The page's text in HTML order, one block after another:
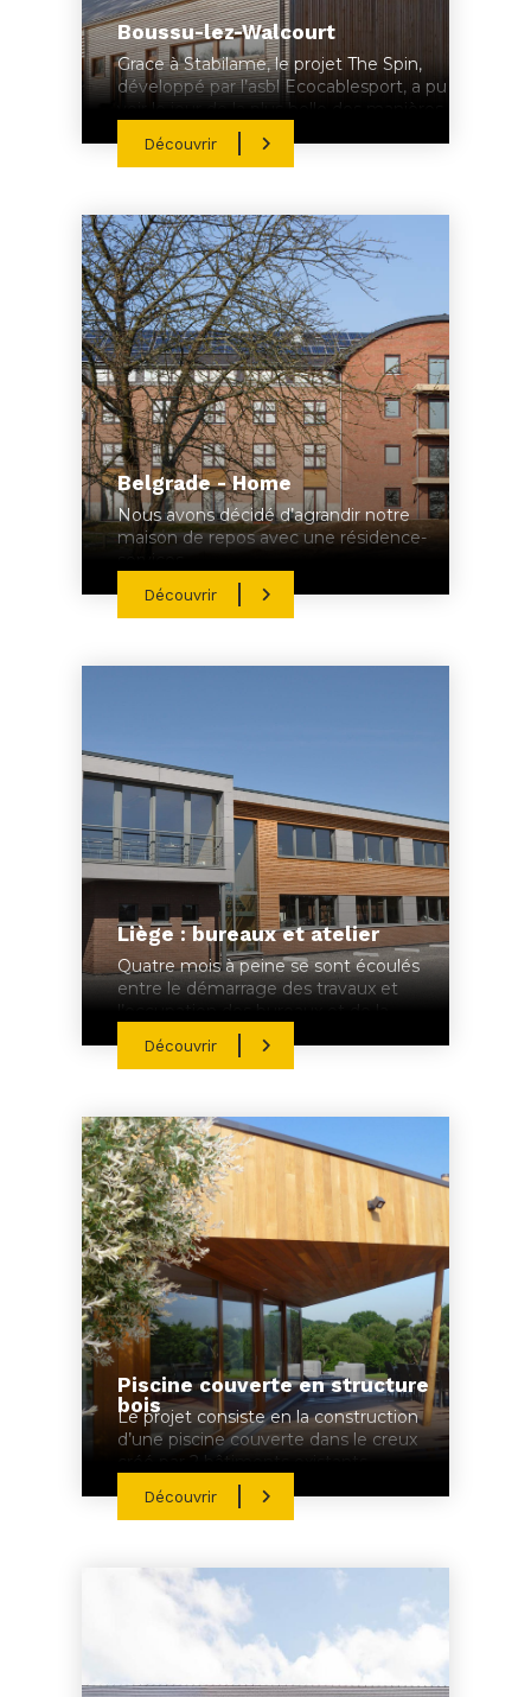
Boussu-lez-Walcourt
Grace à Stabilame, le projet The Spin,
développé par l’asbl Ecocablesport, a pu
voir le jour de la plus belle des manières
Découvrir
Belgrade - Home
Nous avons décidé d’agrandir notre
maison de repos avec une résidence-
services.
Découvrir
Liège : bureaux et atelier
Quatre mois à peine se sont écoulés
entre le démarrage des travaux et
l’occupation des bureaux et de la
centrale de repassage.
Découvrir
Piscine couverte en structure
bois
Le projet consiste en la construction
d’une piscine couverte dans le creux
créé par 2 bâtiments existants
d’habitation assemblés en L.
Découvrir